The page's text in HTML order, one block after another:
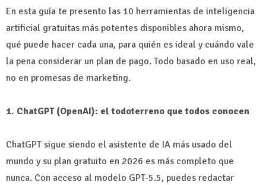
En esta guía te presento las 10 herramientas de inteligencia
artificial gratuitas más potentes disponibles ahora mismo,
qué puede hacer cada una, para quién es ideal y cuándo vale
la pena considerar un plan de pago. Todo basado en uso real,
no en promesas de marketing.
1. ChatGPT (OpenAI): el todoterreno que todos conocen
ChatGPT sigue siendo el asistente de IA más usado del
mundo y su plan gratuito en 2026 es más completo que
nunca. Con acceso al modelo GPT-5.5, puedes redactar